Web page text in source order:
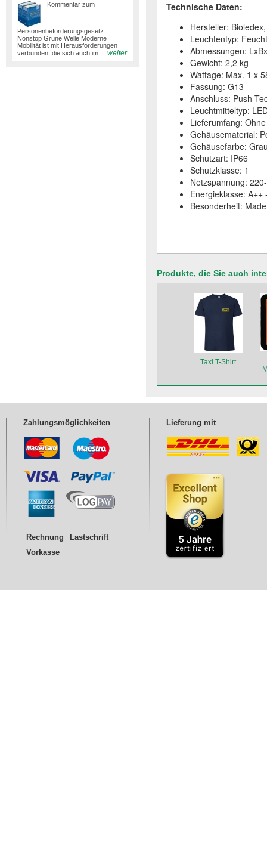
Kommentar zum
Personenbeförderungsgesetz
Nonstop Grüne Welle Moderne
Mobilität ist mit Herausforderungen
verbunden, die sich auch im ...
weiter
Technische Daten:
Hersteller:
Leuchtentyp:
Abmessungen:
Gewicht: 2,2 kg
Wattage: Max. 1 x
Fassung: G13
Anschluss: Push-
Leuchtmitteltyp:
Lieferumfang:
Gehäusematerial:
Gehäusefarbe:
Schutzart: IP66
Schutzklasse: 1
Netzspannung:
Energieklasse: A++
Besonderheit:
Produkte, die Sie auch
Taxi T-Shirt
Zahlungsmöglichkeiten
Rechnung
Lastschrift
Vorkasse
Lieferung mit